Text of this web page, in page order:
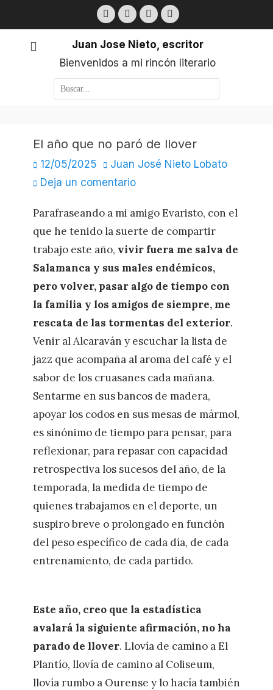
al
contenido
FacebookTwitter LinkedInFlickr
Juan Jose Nieto, escritor
Bienvenidos a mi rincón literario
Buscar
El año que no paró de llover
Publicado
el
12/05/2025 Autor
Juan José Nieto Lobato
Deja un comentario
Parafraseando a mi amigo Evaristo, con el
que he tenido la suerte de compartir
trabajo este año, vivir fuera me salva de
Salamanca y sus males endémicos,
pero volver, pasar algo de tiempo con
la familia y los amigos de siempre, me
rescata de las tormentas del exterior.
Venir al Alcaraván y escuchar la lista de
jazz que acompaña al aroma del café y el
sabor de los cruasanes cada mañana.
Sentarme en sus bancos de madera,
apoyar los codos en sus mesas de mármol,
es sinónimo de tiempo para pensar, para
reflexionar, para repasar con capacidad
retrospectiva los sucesos del año, de la
temporada, la medida de tiempo de
quienes trabajamos en el deporte, un
suspiro breve o prolongado en función
del peso específico de cada día, de cada
entrenamiento, de cada partido.
Este año, creo que la estadística
avalará la siguiente afirmación, no ha
parado de llover. Llovía de camino a El
Plantío, llovía de camino al Coliseum,
llovía rumbo a Ourense y lo hacía también